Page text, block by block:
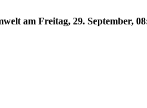
am Freitag, 29. September,